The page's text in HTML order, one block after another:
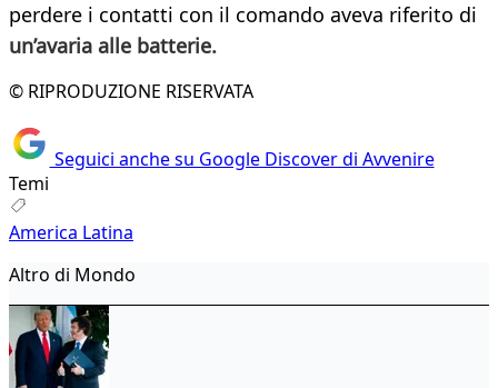
perdere i contatti con il comando aveva riferito di
un’avaria alle batterie.
© RIPRODUZIONE RISERVATA
Seguici anche su Google Discover di Avvenire
Temi
America Latina
Altro di Mondo